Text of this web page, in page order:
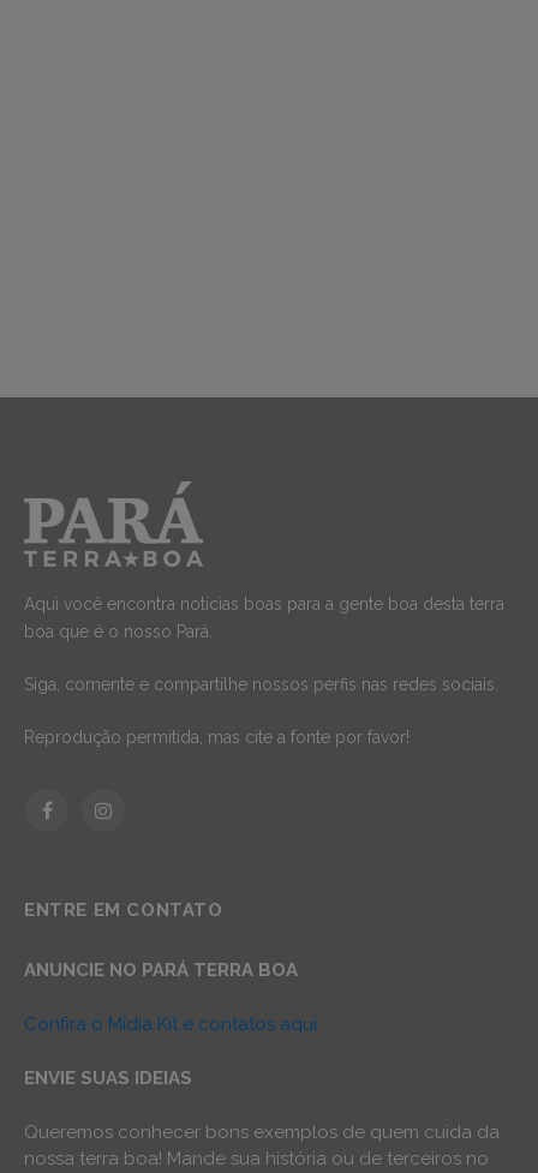
Aqui você encontra notícias boas para a gente boa desta terra
boa que é o nosso Pará.
Siga, comente e compartilhe nossos perfis nas redes sociais.
Reprodução permitida, mas cite a fonte por favor!
FacebookInstagram
ENTRE EM CONTATO
ANUNCIE NO PARÁ TERRA BOA
Confira o Mídia Kit e contatos aqui
ENVIE SUAS IDEIAS
Queremos conhecer bons exemplos de quem cuida da
nossa terra boa! Mande sua história ou de terceiros no